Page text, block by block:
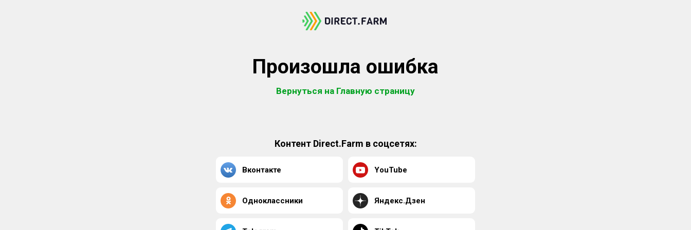
Произошла ошибка
Вернуться на Главную страницу
Контент Direct.Farm в соцсетях:
Вконтакте YouTube
Одноклассники Яндекс.Дзен